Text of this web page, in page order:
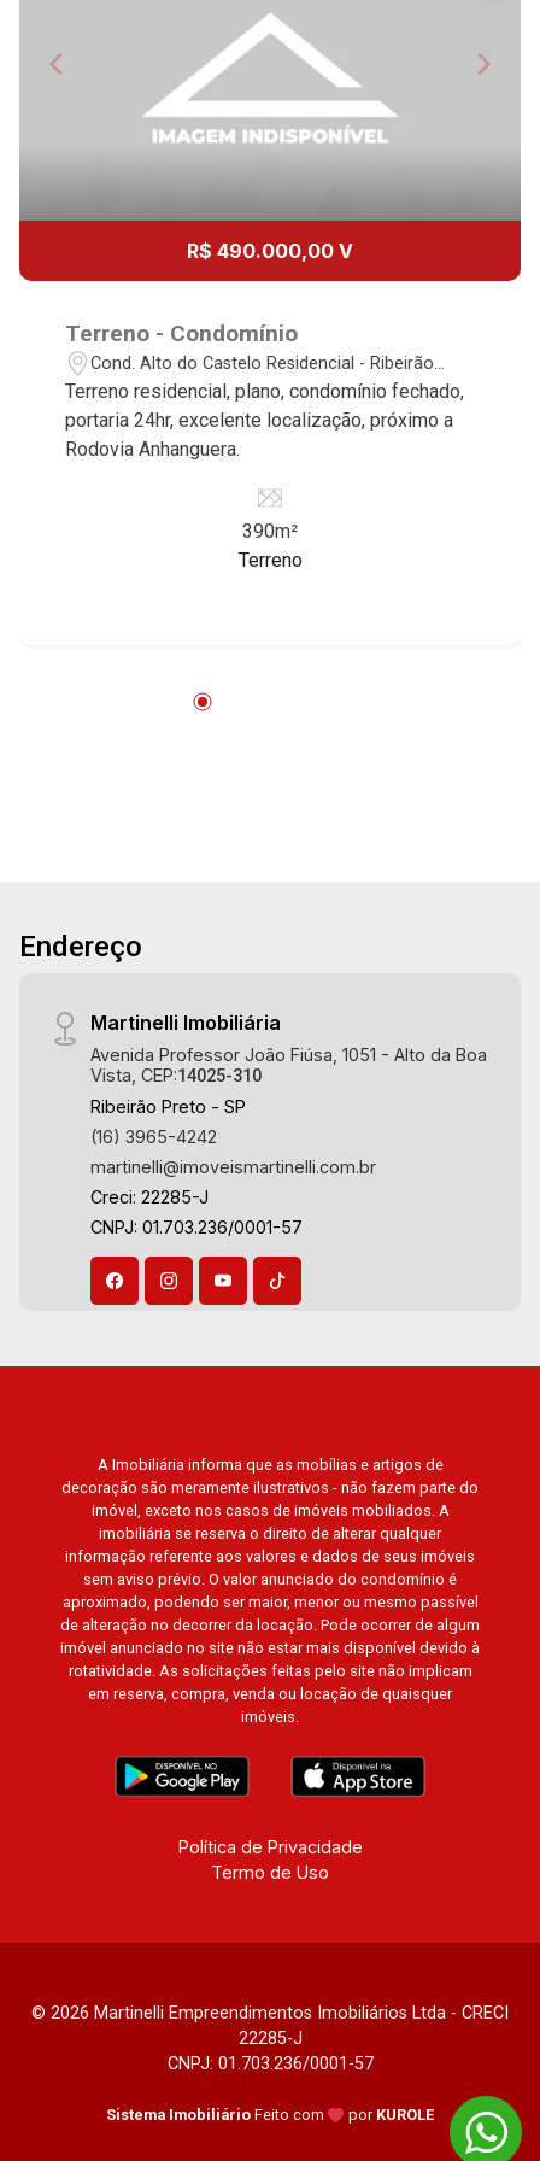
11
12
13
Aug/Thu
20
21
11:00
12:00
13:00
16:00
18:00
Continuar
R$ 490.000,00 V
Terreno - Condomínio
Cond. Alto do Castelo Residencial - Ribeirão
Preto/SP
Terreno residencial, plano, condomínio fechado,
portaria 24hr, excelente localização, próximo a
Rodovia Anhanguera.
390m²
Terreno
Endereço
Martinelli Imobiliária
Avenida Professor João Fiúsa, 1051 - Alto da Boa
Vista, CEP:14025-310
Ribeirão Preto - SP
(16) 3965-4242
martinelli@imoveismartinelli.com.br
Creci: 22285-J
CNPJ: 01.703.236/0001-57
A Imobiliária informa que as mobílias e artigos de
decoração são meramente ilustrativos - não fazem parte do
imóvel, exceto nos casos de imóveis mobiliados. A
imobiliária se reserva o direito de alterar qualquer
informação referente aos valores e dados de seus imóveis
sem aviso prévio. O valor anunciado do condomínio é
aproximado, podendo ser maior, menor ou mesmo passível
de alteração no decorrer da locação. Pode ocorrer de algum
imóvel anunciado no site não estar mais disponível devido à
rotatividade. As solicitações feitas pelo site não implicam
em reserva, compra, venda ou locação de quaisquer
imóveis.
Política de Privacidade
Termo de Uso
© 2026 Martinelli Empreendimentos Imobiliários Ltda - CRECI
22285-J
CNPJ: 01.703.236/0001-57
Sistema Imobiliário Feito com por KUROLE